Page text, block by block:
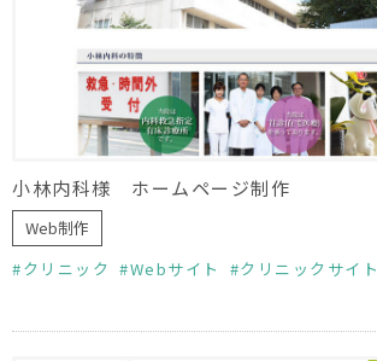
小林内科様 ホームページ制作
Web制作
クリニック
Webサイト
クリニックサイト